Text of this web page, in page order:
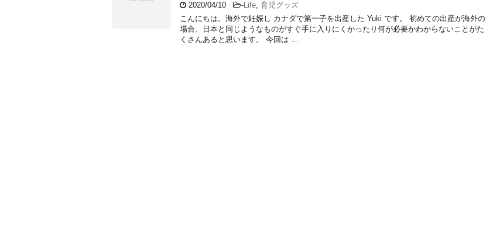
2020/04/10 -Life, 育児グッズ
こんにちは。海外で妊娠し カナダで第一子を出産した Yuki です。 初めての出産が海外の
場合、日本と同じようなものがすぐ手に入りにくかったり何が必要かわからないことがた
くさんあると思います。 今回は …